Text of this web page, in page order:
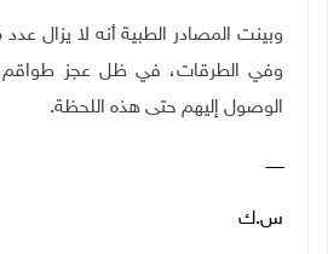
وبينت المصادر الطبية أنه لا يزال
وفي الطرقات، في ظل عجز طواقم
الوصول إليهم حتى هذه اللحظة.
ـــــــ
س.ك